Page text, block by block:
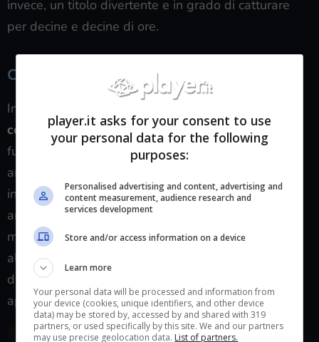
invece, un titolo divertente e in grado di catturare
per decine e decine di ore.
Come acquistare Days Gone scontato
In particolare,
conquistato il cuore di numerosi videogiocatori
furiosi possono essere affrontati non solo con tante
armi diverse, ma anche sfruttando svariate
interazioni ambientali, indispensabili per poter
annientare gli eserciti più grandi che infestano la
mappa. Detto questo, come sempre vi rimandiamo
alla nostra recensione, così che possiate avere a
disposizione un’analisi del gioco molto più
approfondita e dettagliata:la trovate qui.
player.it asks for your consent to use
your personal data for the following
purposes:
Personalised advertising and content, advertising and
content measurement, audience research and
services development
Store and/or access information on a device
Learn more
Your personal data will be processed and information from
your device (cookies, unique identifiers, and other device
data) may be stored by, accessed by and shared with 319
partners, or used specifically by this site. We and our partners
may use precise geolocation data. List of partners.